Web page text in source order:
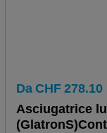
Da CHF 278.10
Asciugatrice